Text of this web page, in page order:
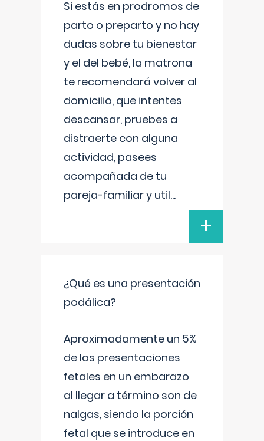
Si estás en prodromos de
parto o preparto y no hay
dudas sobre tu bienestar
y el del bebé, la matrona
te recomendará volver al
domicilio, que intentes
descansar, pruebes a
distraerte con alguna
actividad, pasees
acompañada de tu
pareja-familiar y util...
+
¿Qué es una presentación
podálica?
Aproximadamente un 5%
de las presentaciones
fetales en un embarazo
al llegar a término son de
nalgas, siendo la porción
fetal que se introduce en